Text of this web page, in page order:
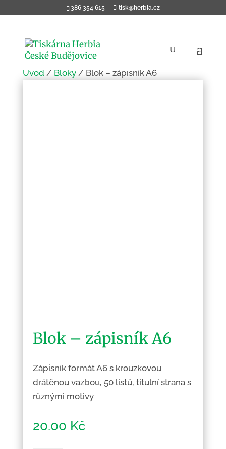
386 354 615 tisk@herbia.cz
Úvod / Bloky/ Blok – zápisník A6
Blok – zápisník A6
Zápisník formát A6 s krouzkovou
drátěnou vazbou, 50 listů, titulní strana s
různými motivy
20.00 Kč